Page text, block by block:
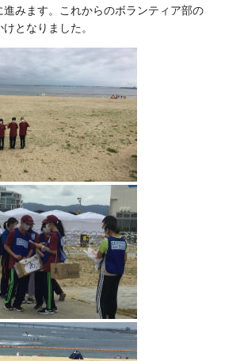
進みます。これからのボランティア部の
となりました。